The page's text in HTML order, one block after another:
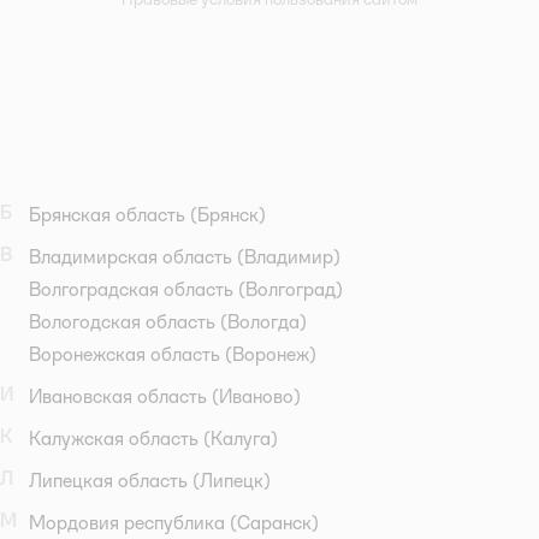
Брянская область (Брянск)
Владимирская область (Владимир)
Волгоградская область (Волгоград)
Вологодская область (Вологда)
Воронежская область (Воронеж)
Ивановская область (Иваново)
Калужская область (Калуга)
Липецкая область (Липецк)
Мордовия республика (Саранск)